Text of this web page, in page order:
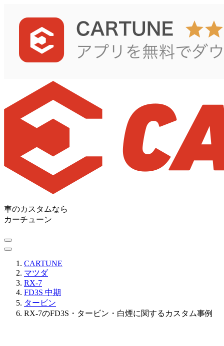
車のカスタムなら
カーチューン
CARTUNE
マツダ
RX-7
FD3S 中期
タービン
RX-7のFD3S・タービン・白煙に関するカスタム事例